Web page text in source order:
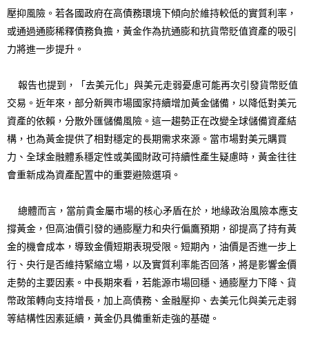
壓抑風險。若各國政府在高債務環境下傾向於維持較低的實質利率，
或通過通膨稀釋債務負擔，黃金作為抗通膨和抗貨幣貶值資產的吸引
力將進一步提升。
報告也提到，「去美元化」與美元走弱憂慮可能再次引發貨幣貶值
交易。近年來，部分新興市場國家持續增加黃金儲備，以降低對美元
資產的依賴，分散外匯儲備風險。這一趨勢正在改變全球儲備資產結
構，也為黃金提供了相對穩定的長期需求來源。當市場對美元購買
力、全球金融體系穩定性或美國財政可持續性產生疑慮時，黃金往往
會重新成為資產配置中的重要避險選項。
總體而言，當前貴金屬市場的核心矛盾在於，地緣政治風險本應支
撐黃金，但高油價引發的通膨壓力和央行偏鷹預期，卻提高了持有黃
金的機會成本，導致金價短期表現受限。短期內，油價是否進一步上
行、央行是否維持緊縮立場，以及實質利率能否回落，將是影響金價
走勢的主要因素。中長期來看，若能源市場回穩、通膨壓力下降、貨
幣政策轉向支持增長，加上高債務、金融壓抑、去美元化與美元走弱
等結構性因素延續，黃金仍具備重新走強的基礎。